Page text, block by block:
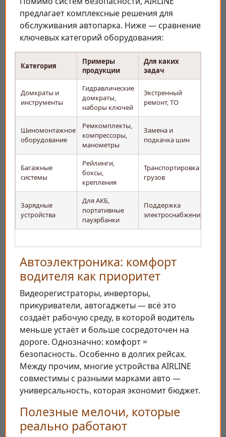
предлагает комплексные решения для
обслуживания автопарка. Ниже — сравнение
ключевых категорий оборудования:
Категория
Примеры
продукции
Для каких
задач
Домкраты и
инструменты
Гидравлические
домкраты,
наборы ключей
Экстренный
ремонт, ТО
Шиномонтажное
оборудование
Ремкомплекты,
компрессоры,
манометры
Замена и
подкачка шин
Багажные
системы
Рейлинги,
боксы,
крепления
Транспортировка
грузов
Зарядные
устройства
Для АКБ,
портативные
пауэрбанки
Поддержка
электроснабжения
Автоэлектроника: комфорт
водителя как приоритет
Видеорегистраторы, инверторы,
прикуриватели, автогаджеты — всё это
создаёт рабочую среду, в которой водитель
меньше устаёт и больше сосредоточен на
дороге. Однозначно: комфорт =
безопасность. Особенно в долгих рейсах.
Между прочим, многие устройства AIRLINE
совместимы с разными марками авто —
универсальность, которая экономит бюджет.
Полезные мелочи, которые
реально работают